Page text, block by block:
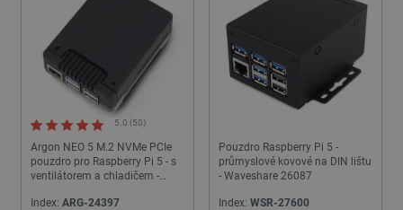
Argon NEO 5 M.2 NVMe PCIe
pouzdro pro Raspberry Pi 5 - s
ventilátorem a chladičem -
5.0 (50)
Index: ARG-24397
Pouzdro Raspberry Pi 5 -
průmyslové kovové na DIN lištu
- Waveshare 26087
Index: WSR-27600